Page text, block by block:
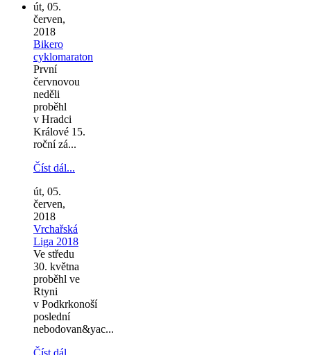
út, 05.
červen,
2018
Bikero
cyklomaraton
První
červnovou
neděli
proběhl
v Hradci
Králové 15.
roční zá...
Číst dál...
út, 05.
červen,
2018
Vrchařská
Liga 2018
Ve středu
30. května
proběhl ve
Rtyni
v Podkrkonoší
poslední
nebodovan&yac...
Číst dál...